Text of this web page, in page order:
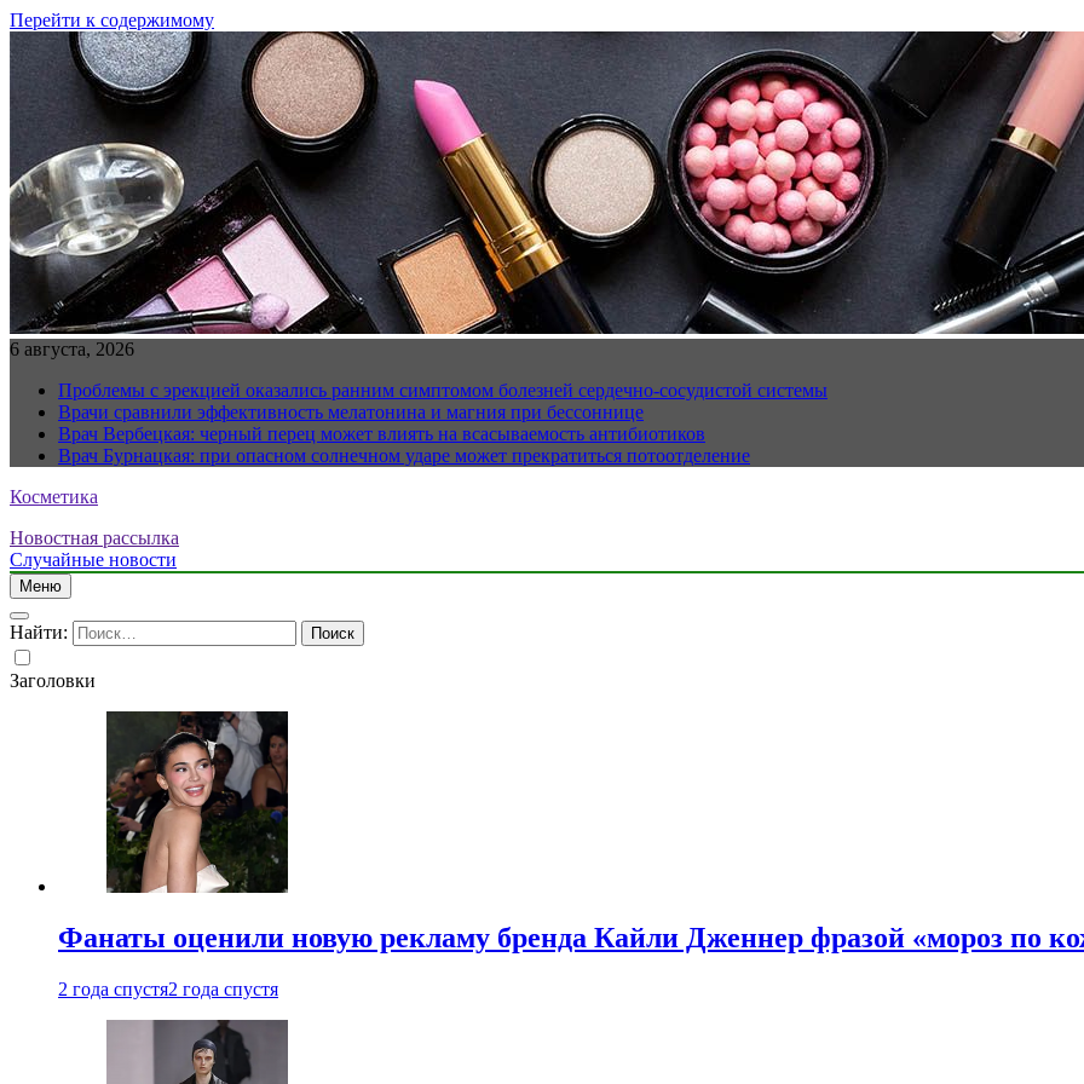
Перейти к содержимому
6 августа, 2026
Проблемы с эрекцией оказались ранним симптомом болезней сердечно-сосудистой системы
Врачи сравнили эффективность мелатонина и магния при бессоннице
Врач Вербецкая: черный перец может влиять на всасываемость антибиотиков
Врач Бурнацкая: при опасном солнечном ударе может прекратиться потоотделение
Косметика
Новостная рассылка
Случайные новости
Меню
Найти:
Заголовки
Фанаты оценили новую рекламу бренда Кайли Дженнер фразой «мороз по
2 года спустя2 года спустя